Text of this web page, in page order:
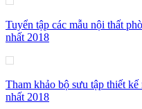
Tuyển tập các mẫu nội thất
nhất 2018
Tham khảo bộ sưu tập thiết
nhất 2018